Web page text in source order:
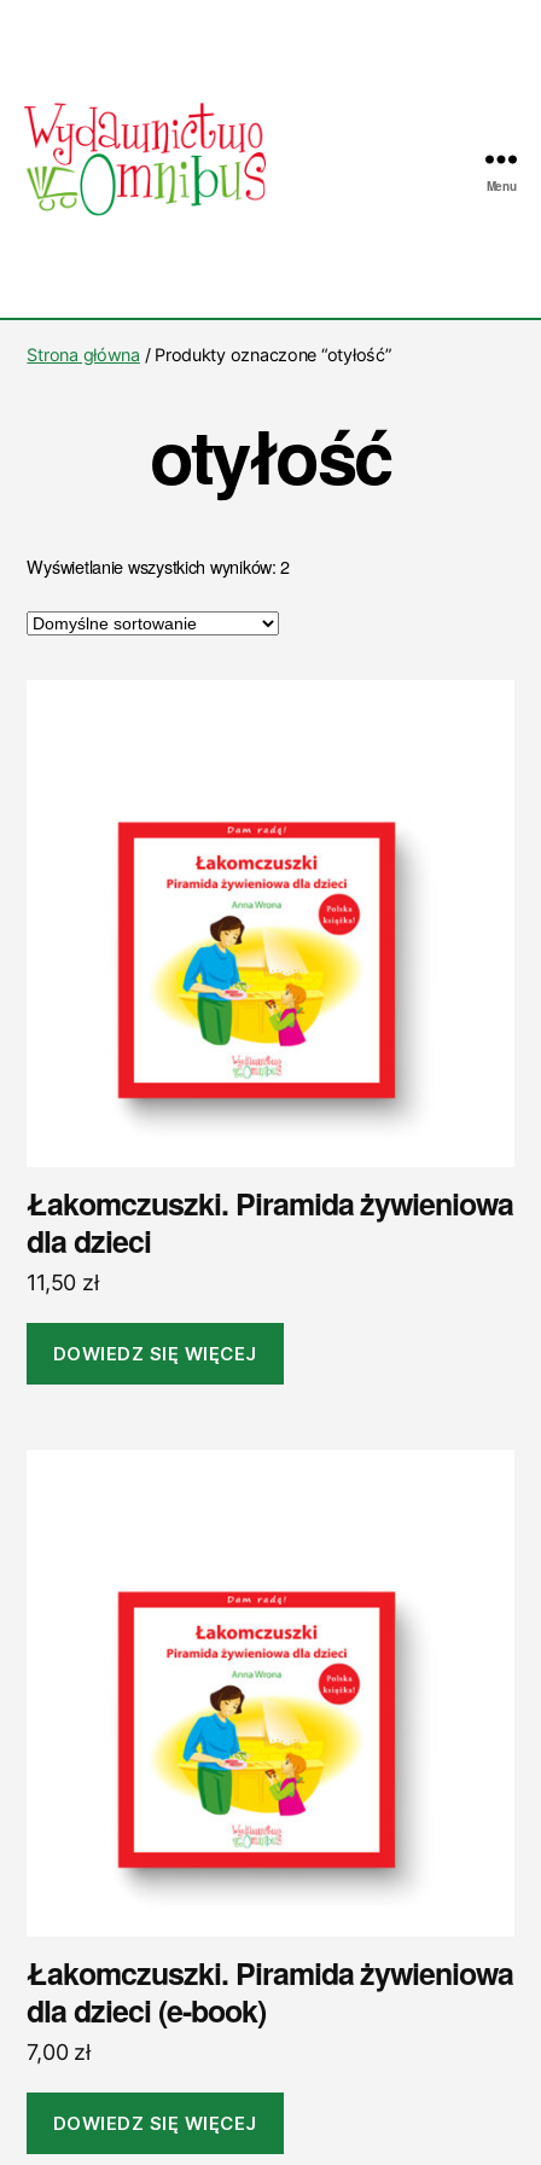
Omnibus
Menu
Strona główna / Produkty oznaczone “otyłość”
otyłość
Wyświetlanie wszystkich wyników: 2
Łakomczuszki. Piramida żywieniowa
dla dzieci
11,50 zł
DOWIEDZ SIĘ WIĘCEJ
Łakomczuszki. Piramida żywieniowa
dla dzieci (e-book)
7,00 zł
DOWIEDZ SIĘ WIĘCEJ